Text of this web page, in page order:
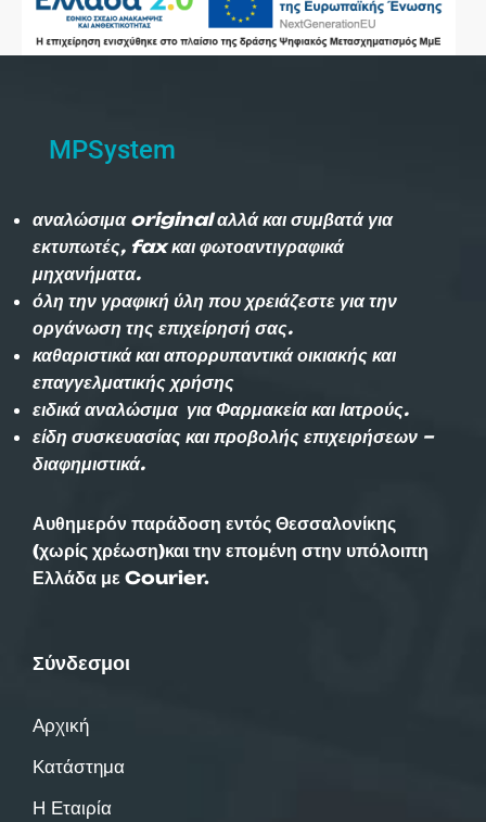
MPSystem
αναλώσιμα original αλλά και συμβατά για
εκτυπωτές, fax και φωτοαντιγραφικά
μηχανήματα.
όλη την γραφική ύλη που χρειάζεστε για την
οργάνωση της επιχείρησή σας.
καθαριστικά και απορρυπαντικά οικιακής και
επαγγελματικής χρήσης
ειδικά αναλώσιμα για Φαρμακεία και Ιατρούς.
είδη συσκευασίας και προβολής επιχειρήσεων –
διαφημιστικά.
Αυθημερόν παράδοση εντός Θεσσαλονίκης
(χωρίς χρέωση)και την επομένη στην υπόλοιπη
Ελλάδα με Courier.
Σύνδεσμοι
Αρχική
Κατάστημα
Η Εταιρία